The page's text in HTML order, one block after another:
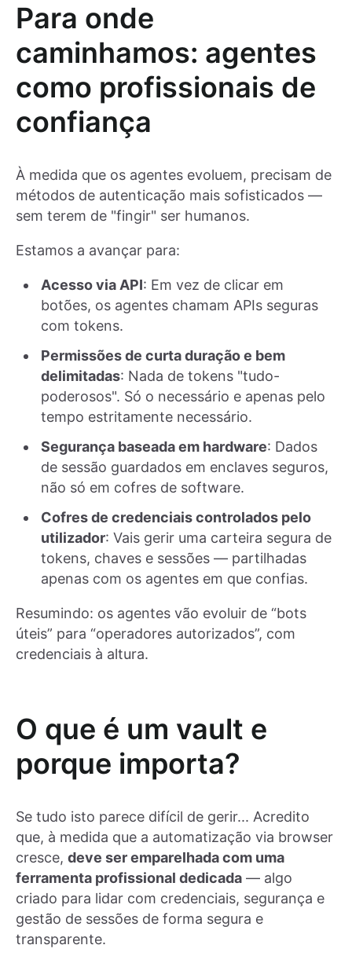
Para onde
caminhamos: agentes
como profissionais de
confiança
À medida que os agentes evoluem, precisam de
métodos de autenticação mais sofisticados —
sem terem de "fingir" ser humanos.
Estamos a avançar para:
Acesso via API: Em vez de clicar em
botões, os agentes chamam APIs seguras
com tokens.
Permissões de curta duração e bem
delimitadas: Nada de tokens "tudo-
poderosos". Só o necessário e apenas pelo
tempo estritamente necessário.
Segurança baseada em hardware: Dados
de sessão guardados em enclaves seguros,
não só em cofres de software.
Cofres de credenciais controlados pelo
utilizador: Vais gerir uma carteira segura de
tokens, chaves e sessões — partilhadas
apenas com os agentes em que confias.
Resumindo: os agentes vão evoluir de “bots
úteis” para “operadores autorizados”, com
credenciais à altura.
O que é um vault e
porque importa?
Se tudo isto parece difícil de gerir... Acredito
que, à medida que a automatização via browser
cresce, deve ser emparelhada com uma
ferramenta profissional dedicada — algo
criado para lidar com credenciais, segurança e
gestão de sessões de forma segura e
transparente.